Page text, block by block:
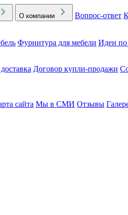
О компании Вопрос-ответ
Фурнитура для мебели Идеи
Договор купли-продажи
сайта Мы в СМИ Отзывы